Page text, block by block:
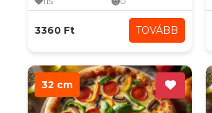
3360 Ft TOVÁBB
32 cm